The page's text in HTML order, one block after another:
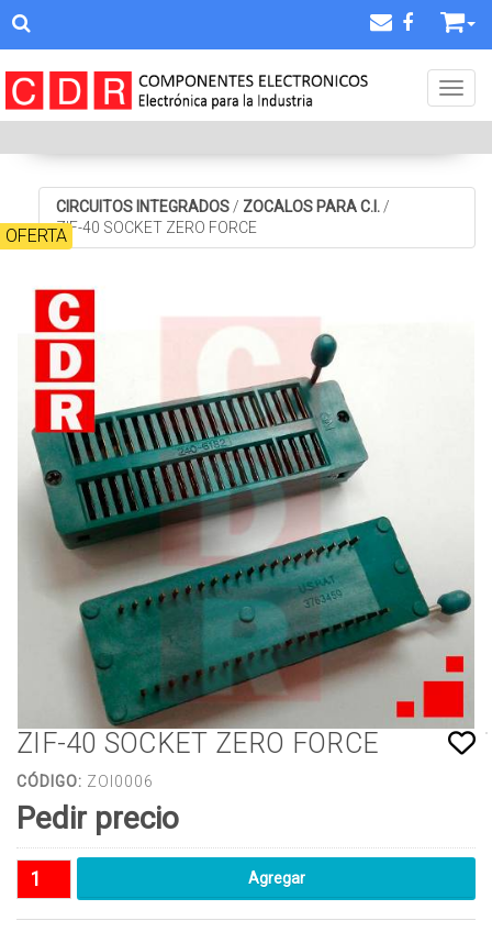
CIRCUITOS INTEGRADOS / ZOCALOS PARA C.I. /
ZIF-40 SOCKET ZERO FORCE
OFERTA
ZIF-40 SOCKET ZERO FORCE
CÓDIGO: ZOI0006
Pedir precio